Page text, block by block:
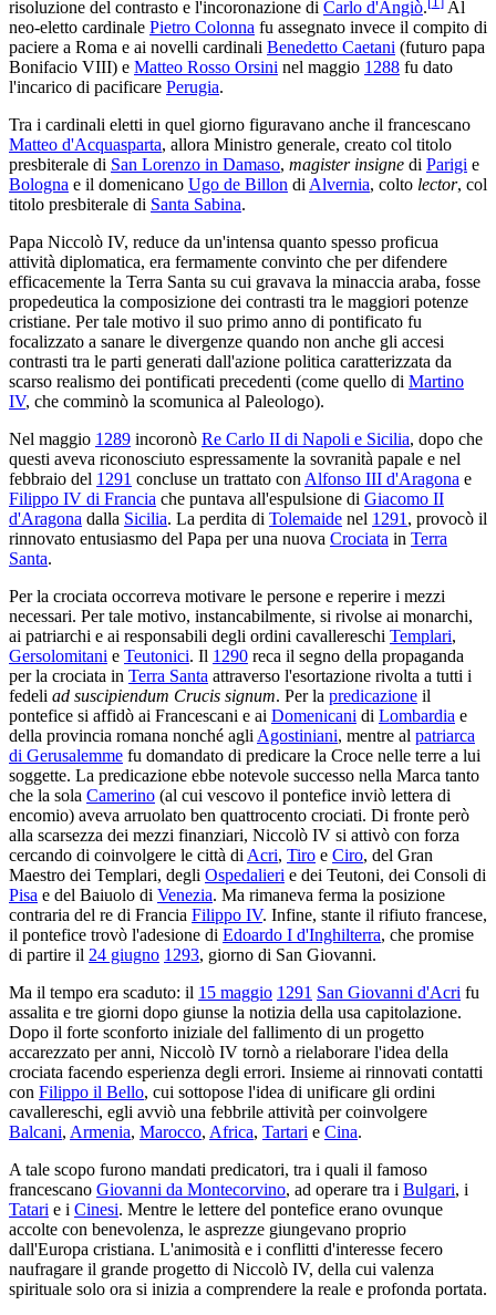
risoluzione del contrasto e l'incoronazione di Carlo d'Angiò.
Al
neo-eletto cardinale Pietro Colonna fu assegnato invece il compito di
paciere a Roma e ai novelli cardinali Benedetto Caetani (futuro papa
Bonifacio VIII) e Matteo Rosso Orsini nel maggio 1288 fu dato
l'incarico di pacificare Perugia.
Tra i cardinali eletti in quel giorno figuravano anche il francescano
Matteo d'Acquasparta, allora Ministro generale, creato col titolo
presbiterale di San Lorenzo in Damaso, magister insigne di Parigi e
Bologna e il domenicano Ugo de Billon di Alvernia, colto lector, col
titolo presbiterale di Santa Sabina.
Papa Niccolò IV, reduce da un'intensa quanto spesso proficua
attività diplomatica, era fermamente convinto che per difendere
efficacemente la Terra Santa su cui gravava la minaccia araba, fosse
propedeutica la composizione dei contrasti tra le maggiori potenze
cristiane. Per tale motivo il suo primo anno di pontificato fu
focalizzato a sanare le divergenze quando non anche gli accesi
contrasti tra le parti generati dall'azione politica caratterizzata da
scarso realismo dei pontificati precedenti (come quello di Martino
IV, che comminò la scomunica al Paleologo).
Nel maggio 1289 incoronò Re Carlo II di Napoli e Sicilia, dopo che
questi aveva riconosciuto espressamente la sovranità papale e nel
febbraio del 1291 concluse un trattato con Alfonso III d'Aragona e
Filippo IV di Francia che puntava all'espulsione di Giacomo II
d'Aragona dalla Sicilia. La perdita di Tolemaide nel 1291 , provocò il
rinnovato entusiasmo del Papa per una nuova Crociata in Terra
Santa.
Per la crociata occorreva motivare le persone e reperire i mezzi
necessari. Per tale motivo, instancabilmente, si rivolse ai monarchi,
ai patriarchi e ai responsabili degli ordini cavallereschi Templari,
Gersolomitani e Teutonici. Il 1290 reca il segno della propaganda
per la crociata in Terra Santa attraverso l'esortazione rivolta a tutti i
fedeli ad suscipiendum Crucis signum. Per la predicazione il
pontefice si affidò ai Francescani e ai Domenicani di Lombardia e
della provincia romana nonché agli Agostiniani, mentre al patriarca
di Gerusalemme fu domandato di predicare la Croce nelle terre a lui
soggette. La predicazione ebbe notevole successo nella Marca tanto
che la sola Camerino (al cui vescovo il pontefice inviò lettera di
encomio) aveva arruolato ben quattrocento crociati. Di fronte però
alla scarsezza dei mezzi finanziari, Niccolò IV si attivò con forza
cercando di coinvolgere le città di Acri, Tiro e Ciro, del Gran
Maestro dei Templari, degli Ospedalieri e dei Teutoni, dei Consoli di
Pisa e del Baiuolo di Venezia. Ma rimaneva ferma la posizione
contraria del re di Francia Filippo IV. Infine, stante il rifiuto francese,
il pontefice trovò l'adesione di Edoardo I d'Inghilterra, che promise
di partire il 24 giugno 1293, giorno di San Giovanni.
Ma il tempo era scaduto: il 15 maggio 1291 San Giovanni d'Acri fu
assalita e tre giorni dopo giunse la notizia della usa capitolazione.
Dopo il forte sconforto iniziale del fallimento di un progetto
accarezzato per anni, Niccolò IV tornò a rielaborare l'idea della
crociata facendo esperienza degli errori. Insieme ai rinnovati contatti
con Filippo il Bello, cui sottopose l'idea di unificare gli ordini
cavallereschi, egli avviò una febbrile attività per coinvolgere
Balcani, Armenia, Marocco, Africa, Tartari e Cina.
A tale scopo furono mandati predicatori, tra i quali il famoso
francescano Giovanni da Montecorvino, ad operare tra i Bulgari, i
Tatari e i Cinesi. Mentre le lettere del pontefice erano ovunque
accolte con benevolenza, le asprezze giungevano proprio
dall'Europa cristiana. L'animosità e i conflitti d'interesse fecero
naufragare il grande progetto di Niccolò IV, della cui valenza
spirituale solo ora si inizia a comprendere la reale e profonda portata.